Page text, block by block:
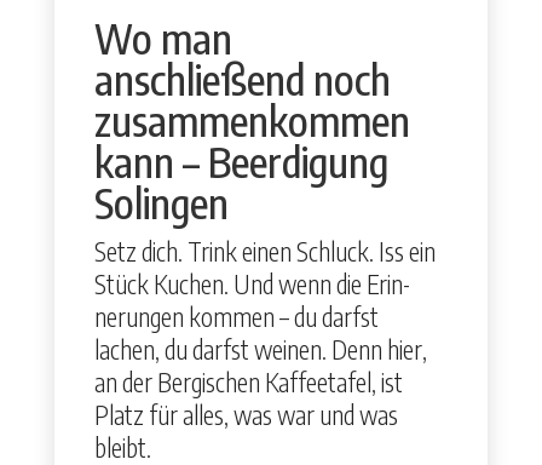
Wo man
anschließend noch
zusammenkommen
kann – Beerdigung
Solingen
Setz dich. Trink einen Schluck. Iss ein
Stück Kuchen. Und wenn die Erin­
nerun­gen kom­men – du darf­st
lachen, du darf­st weinen. Denn hier,
an der Ber­gis­chen Kaf­feetafel, ist
Platz für alles, was war und was
bleibt.